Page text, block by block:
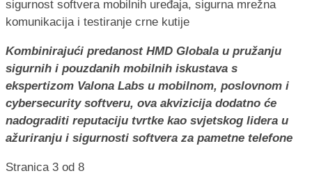
Kombinirajući predanost HMD Globala u pružanju
sigurnih i pouzdanih mobilnih iskustava s
ekspertizom Valona Labs u mobilnom, poslovnom i
cybersecurity softveru, ova akvizicija dodatno će
nadograditi reputaciju tvrtke kao svjetskog lidera u
ažuriranju i sigurnosti softvera za pametne telefone
Stranica 3 od 8